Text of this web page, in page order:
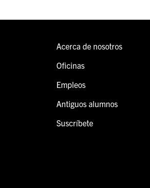
Acerca de nosotros
Oficinas
Empleos
Antiguos alumnos
Suscríbete